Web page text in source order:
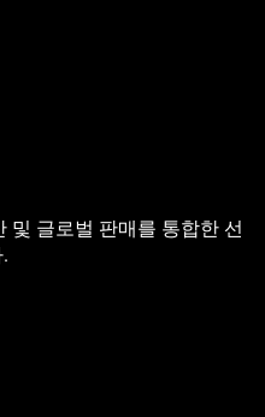
및 글로벌 판매를 통합한 선